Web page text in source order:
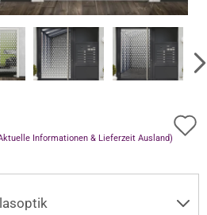
Informationen & Lieferzeit Ausland)